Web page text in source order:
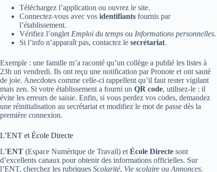
Téléchargez l’application ou ouvrez le site.
Connectez-vous avec vos identifiants fournis par
l’établissement.
Vérifiez l’onglet Emploi du temps ou Informations personnelles.
Si l’info n’apparaît pas, contactez le secrétariat.
Exemple : une famille m’a raconté qu’un collège a publié les listes à
23h un vendredi. Ils ont reçu une notification par Pronote et ont sauté
de joie. Anecdotes comme celle-ci rappellent qu’il faut rester vigilant
mais zen. Si votre établissement a fourni un QR code, utilisez-le : il
évite les erreurs de saisie. Enfin, si vous perdez vos codes, demandez
une réinitialisation au secrétariat et modifiez le mot de passe dès la
première connexion.
L’ENT et École Directe
L’ENT (Espace Numérique de Travail) et École Directe sont
d’excellents canaux pour obtenir des informations officielles. Sur
l’ENT, cherchez les rubriques Scolarité, Vie scolaire ou Annonces.